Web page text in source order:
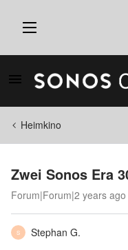
Heimkino
Zwei Sonos Era
Forum|Forum|2 years ago
S
Stephan G.